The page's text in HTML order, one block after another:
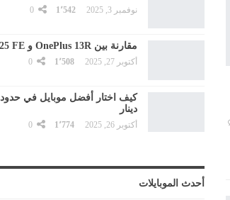
نوفمبر 3, 2025 1٬542
مقارنة بين OnePlus 13R و Galaxy S25 FE
أكتوبر 27, 2025 1٬508
دينار
أكتوبر 26, 2025 1٬774
أحدث الموبايلات